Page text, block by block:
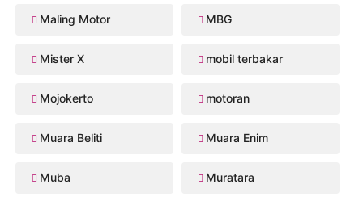
Maling Motor MBG
Mister X mobil terbakar
Mojokerto motoran
Muara Beliti Muara Enim
Muba Muratara